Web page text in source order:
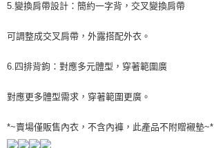
5.變換肩帶設計：簡約一字背，交叉變換肩帶
可調整成交叉肩帶，外露搭配外衣。
6.四排背鉤：對應多元體型，穿著範圍廣
對應更多體型需求，穿著範圍更廣。
*~賣場僅販售內衣，不含內褲，此產品不附贈襯墊~*